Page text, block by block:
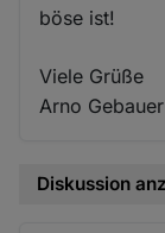
böse ist!
Viele Grüße
Arno Gebauer
Diskussion